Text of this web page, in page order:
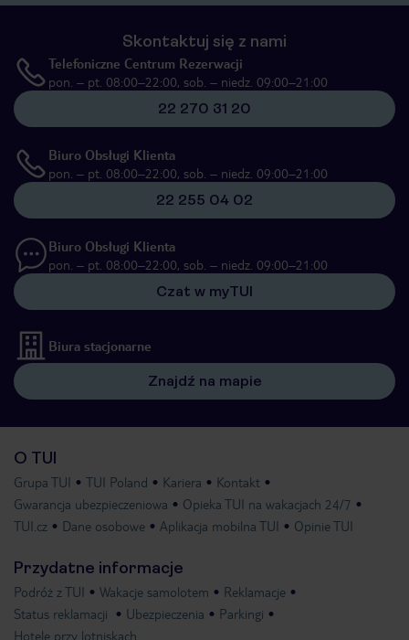
Skontaktuj się z nami
Telefoniczne Centrum Rezerwacji
pon. – pt. 08:00–22:00, sob. – niedz. 09:00–21:00
22 270 31 20
Biuro Obsługi Klienta
pon. – pt. 08:00–22:00, sob. – niedz. 09:00–21:00
22 255 04 02
Biuro Obsługi Klienta
pon. – pt. 08:00–22:00, sob. – niedz. 09:00–21:00
Czat w myTUI
Biura stacjonarne
Znajdź na mapie
O TUI
Grupa TUI TUI Poland Kariera
Kontakt
Gwarancja ubezpieczeniowa
Opieka TUI na wakacjach 24/7
TUI.cz
Dane osobowe Aplikacja mobilna TUI Opinie TUI
Przydatne informacje
Podróż z TUI Wakacje samolotem
Reklamacje
Status reklamacji
Ubezpieczenia
Parkingi
Hotele przy lotniskach